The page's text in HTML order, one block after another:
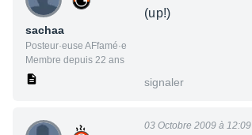
sachaa
Posteur·euse AFfamé·e
Membre depuis 22 ans
(up!)
signaler
03 Octobre 2009 à 12:09